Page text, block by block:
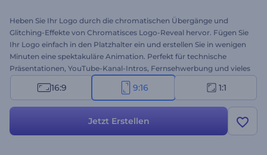
Heben Sie Ihr Logo durch die chromatischen Übergänge und
Glitching-Effekte von Chromatisces Logo-Reveal hervor. Fügen Sie
Ihr Logo einfach in den Platzhalter ein und erstellen Sie in wenigen
Minuten eine spektakuläre Animation. Perfekt für technische
Präsentationen, YouTube-Kanal-Intros, Fernsehwerbung und vieles
mehr. Probieren Sie diese brandneue Vorlage jetzt aus!
16:9 9:16 1:1
Jetzt Erstellen